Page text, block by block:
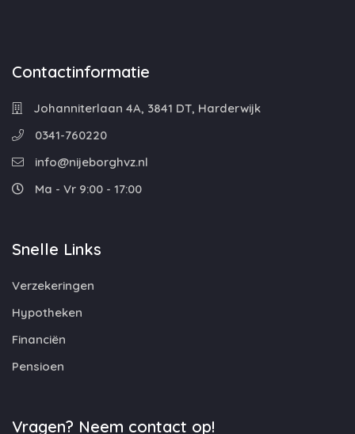
Contactinformatie
Johanniterlaan 4A, 3841 DT, Harderwijk
0341-760220
info@nijeborghvz.nl
Ma - Vr 9:00 - 17:00
Snelle Links
Verzekeringen
Hypotheken
Financiën
Pensioen
Vragen? Neem contact op!